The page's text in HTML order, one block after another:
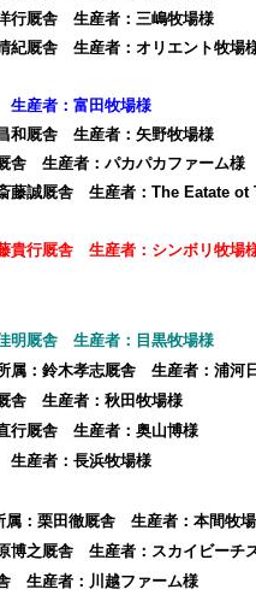
行厩舎 生産者：三嶋牧場様
紀厩舎 生産者：オリエント牧場
産者：富田牧場様
和厩舎 生産者：矢野牧場様
舎 生産者：パカパカファーム様
藤誠厩舎 生産者：The Eatate ot
貴行厩舎 生産者：シンボリ牧場
明厩舎 生産者：目黒牧場様
：鈴木孝志厩舎 生産者：浦河
舎 生産者：秋田牧場様
行厩舎 生産者：奥山博様
産者：長浜牧場様
：栗田徹厩舎 生産者：本間牧
之厩舎 生産者：スカイビーチ
生産者：川越ファーム様